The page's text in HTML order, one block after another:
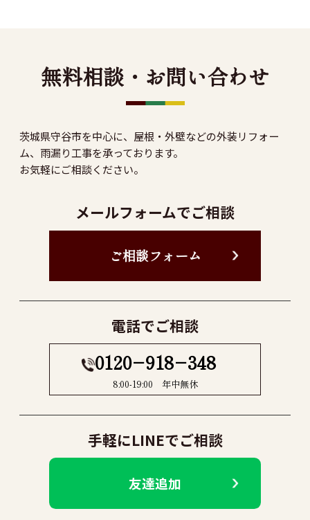
無料相談・お問い合わせ
茨城県守谷市を中心に、屋根・外壁などの外装リフォー
ム、雨漏り工事を承っております。
お気軽にご相談ください。
メールフォームでご相談
ご相談フォーム
電話でご相談
0120−918−348
8:00-19:00 年中無休
手軽にLINEでご相談
友達追加